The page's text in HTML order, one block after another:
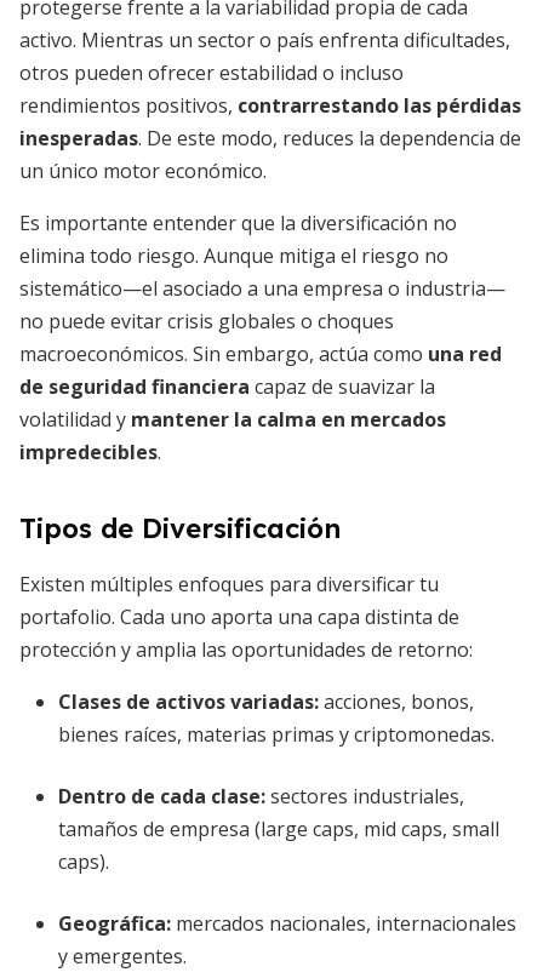
protegerse frente a la variabilidad propia de cada
activo. Mientras un sector o país enfrenta dificultades,
otros pueden ofrecer estabilidad o incluso
rendimientos positivos, contrarrestando las pérdidas
inesperadas. De este modo, reduces la dependencia de
un único motor económico.
Es importante entender que la diversificación no
elimina todo riesgo. Aunque mitiga el riesgo no
sistemático—el asociado a una empresa o industria—
no puede evitar crisis globales o choques
macroeconómicos. Sin embargo, actúa como una red
de seguridad financiera capaz de suavizar la
volatilidad y mantener la calma en mercados
impredecibles.
Tipos de Diversificación
Existen múltiples enfoques para diversificar tu
portafolio. Cada uno aporta una capa distinta de
protección y amplia las oportunidades de retorno:
Clases de activos variadas:acciones, bonos,
bienes raíces, materias primas y criptomonedas.
Dentro de cada clase:sectores industriales,
tamaños de empresa (large caps, mid caps, small
caps).
Geográfica: mercados nacionales, internacionales
y emergentes.